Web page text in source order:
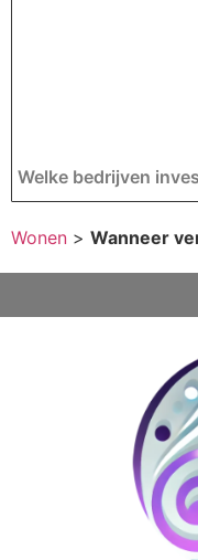
Welke bedrijven
Wonen > Wanneer